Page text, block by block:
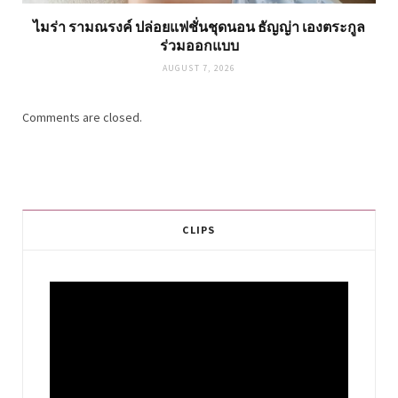
ไมร่า รามณรงค์ ปล่อยแฟชั่นชุดนอน ธัญญ่า เองตระกูล
ร่วมออกแบบ
AUGUST 7, 2026
Comments are closed.
CLIPS